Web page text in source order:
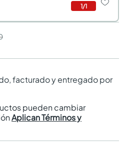
1/1
facturado y entregado por
pueden cambiar
Aplican Términos y